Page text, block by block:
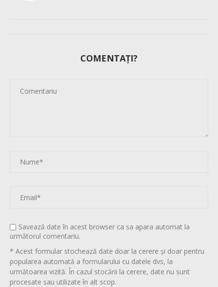
COMENTAȚI?
Savează date în acest browser ca sa apara automat la
următorul comentariu.
* Acest formular stochează date doar la cerere și doar pentru
popularea automată a formularului cu datele dvs, la
următoarea vizită. În cazul stocării la cerere, date nu sunt
procesate sau utilizate în alt scop.